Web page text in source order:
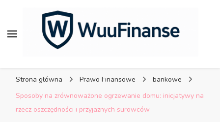
porady dla bezpiecznych
finansów.
porady dla bezpiecznych
finansów.
Strona główna Prawo Finansowe
bankowe
Sposoby na zrównoważone ogrzewanie domu: inicjatywy na
rzecz oszczędności i przyjaznych surowców